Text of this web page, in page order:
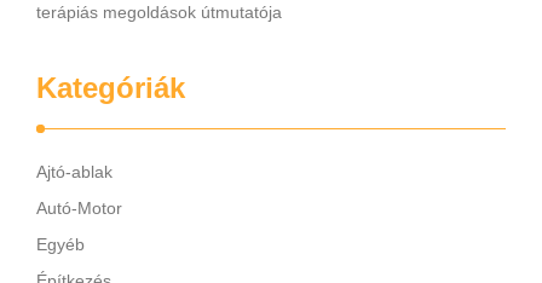
terápiás megoldások útmutatója
Kategóriák
Ajtó-ablak
Autó-Motor
Egyéb